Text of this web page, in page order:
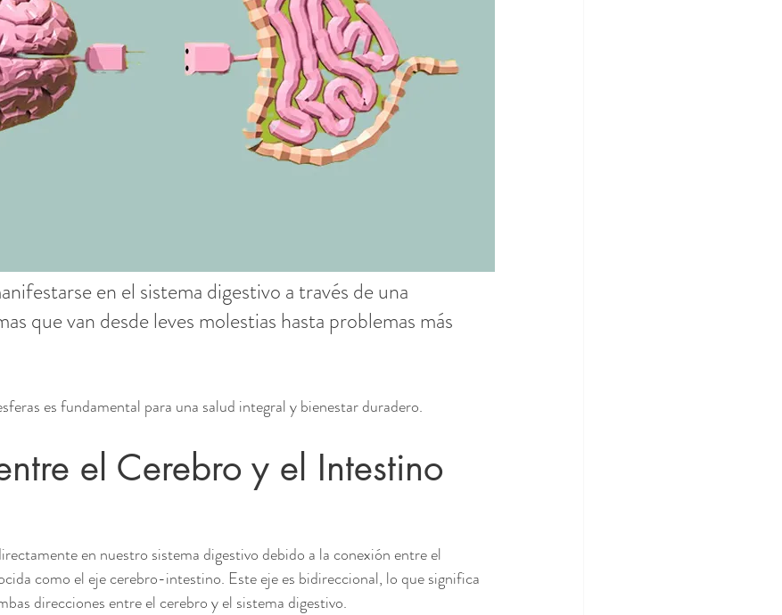
en el sistema digestivo a través de una
que van desde leves molestias hasta problemas más
es fundamental para una salud integral y bienestar duradero.
el Cerebro y el Intestino
en nuestro sistema digestivo debido a la conexión entre el
como el eje cerebro-intestino. Este eje es bidireccional, lo que significa
direcciones entre el cerebro y el sistema digestivo.